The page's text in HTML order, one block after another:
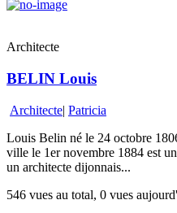
Architecte
BELIN Louis
Architecte| Patricia
Louis Belin né le 24 octobre
ville le 1er novembre 1884 est
un architecte dijonnais...
546 vues au total, 0 vues